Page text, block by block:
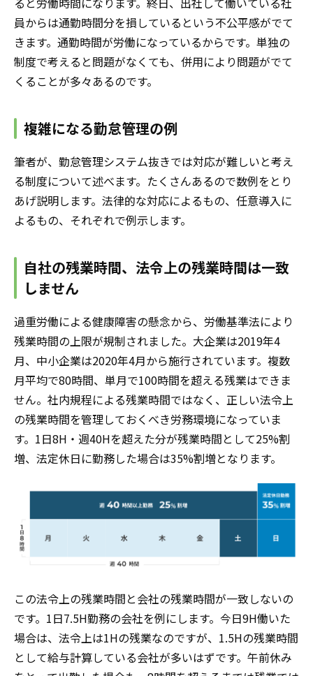
員からは通勤時間分を損しているという不公平感がでて
きます。通勤時間が労働になっているからです。単独の
制度で考えると問題がなくても、併用により問題がでて
くることが多々あるのです。
複雑になる勤怠管理の例
筆者が、勤怠管理システム抜きでは対応が難しいと考え
る制度について述べます。たくさんあるので数例をとり
あげ説明します。法律的な対応によるもの、任意導入に
よるもの、それぞれで例示します。
自社の残業時間、法令上の残業時間は一致
しません
過重労働による健康障害の懸念から、労働基準法により
残業時間の上限が規制されました。大企業は2019年4
月、中小企業は2020年4月から施行されています。複数
月平均で80時間、単月で100時間を超える残業はできま
せん。社内規程による残業時間ではなく、正しい法令上
の残業時間を管理しておくべき労務環境になっていま
す。1日8H・週40Hを超えた分が残業時間として25%割
増、法定休日に勤務した場合は35%割増となります。
この法令上の残業時間と会社の残業時間が一致しないの
です。1日7.5H勤務の会社を例にします。今日9H働いた
場合は、法令上は1Hの残業なのですが、1.5Hの残業時間
として給与計算している会社が多いはずです。午前休み